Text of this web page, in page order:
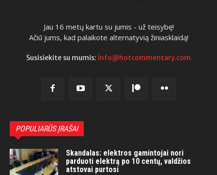
Jau 16 metų kartu su jumis - už teisybę!
Ačiū jums, kad palaikote alternatyvią žiniasklaidą!
Susisiekite su mumis: info@hotcommentary.com
POPULIARŪS ĮRAŠAI
Skandalas: elektros gamintojai nori
parduoti elektrą po 10 centų, valdžios
atstovai purtosi